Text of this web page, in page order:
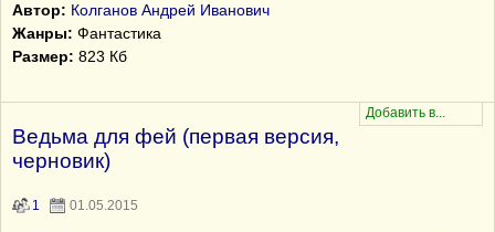
Автор: Колганов Андрей Иванович
Жанры: Фантастика
Размер: 823 Кб
Ведьма для фей (первая версия,
черновик)
1 01.05.2015